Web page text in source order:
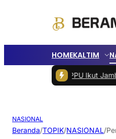
HOMEKALTIM
PPU Ikut Jambore
NASIONAL
Beranda/TOPIK/NASIONAL/